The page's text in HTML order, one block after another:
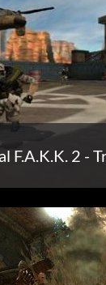
F.A.K.K. 2 -